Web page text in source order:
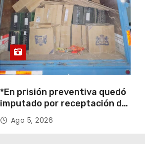
*En prisión preventiva quedó
imputado por receptación de
cigarrillos avaluados en
$1.600 millones*
Ago 5, 2026